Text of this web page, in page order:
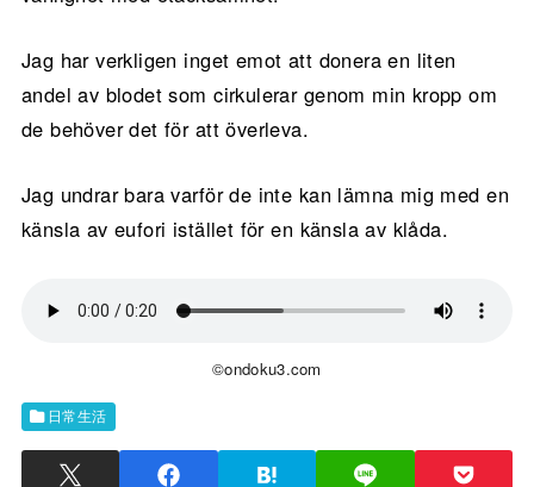
Jag har verkligen inget emot att donera en liten
andel av blodet som cirkulerar genom min kropp om
de behöver det för att överleva.
Jag undrar bara varför de inte kan lämna mig med en
känsla av eufori istället för en känsla av klåda.
©ondoku3.com
日常生活